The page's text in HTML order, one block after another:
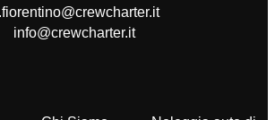
info@crewcharter.it